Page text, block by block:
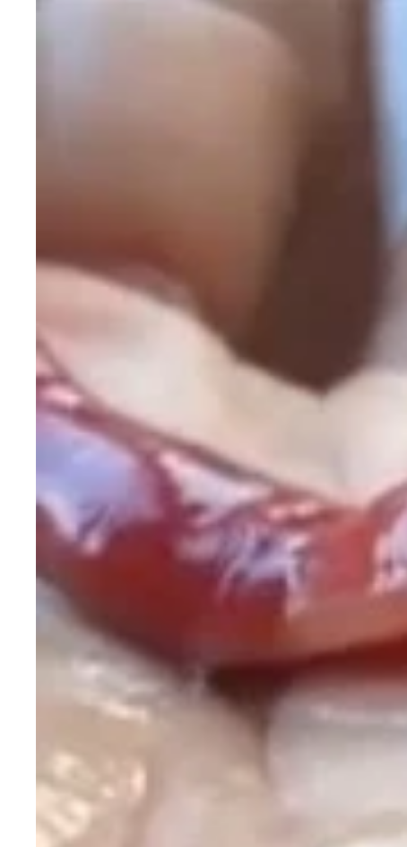
１ユーロワッフルがグっとくるラブリーベルギー♪
左がゴシックフランボワイヤン様式の市庁舎。右は
サクフワのベルギーワッフルは結構なビッグサイズ
１６１９年生まれのブリュッセルの最長老市民・
街中にはパブがいっぱい！ 夜遅くまで人があふれ
まるでヨーロッパを縦横する長距離バスの発着地
鼻の穴をこのタイミングで大公開？ 右と左、微
ブツブツの周りも皮膚がただれてブヨブヨっとし
大きくてキレイな大学病院前にて。処方箋や診察証
体中のブツブツを先生にチェックしてもらう。先
ステロイドクリームはやめてほしいと頼んだとこ
ベルギービアが私を癒してくれた
８０℃の乾燥機でカラフルに踊る私のビキニ
小便小僧よりもインパクトのある小便少女。檻に